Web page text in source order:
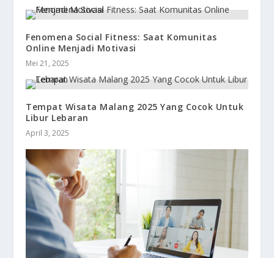
Fenomena Social Fitness: Saat Komunitas
Online Menjadi Motivasi
Mei 21, 2025
Tempat Wisata Malang 2025 Yang Cocok Untuk
Libur Lebaran
April 3, 2025